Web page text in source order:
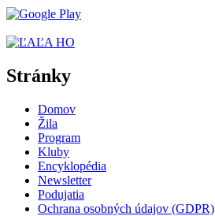
Stránky
Domov
Žila
Program
Kluby
Encyklopédia
Newsletter
Podujatia
Ochrana osobných údajov (GDPR)